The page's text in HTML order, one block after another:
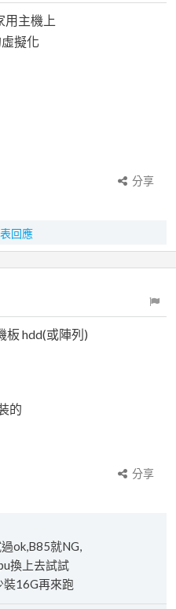
用主機上
擬化
分享
回應
板 hdd(或陣列)
的
分享
ok,B85就NG,
換上去試試
16G再來跑